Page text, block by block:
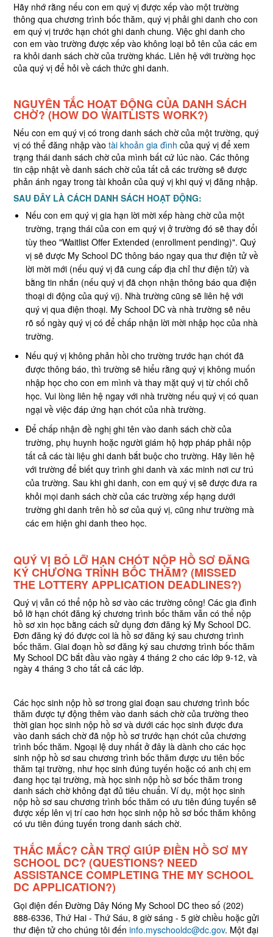
Hãy nhớ rằng nếu con em quý vị được xếp vào một trường
thông qua chương trình bốc thăm, quý vị phải ghi danh cho con
em quý vị trước hạn chót ghi danh chung. Việc ghi danh cho
con em vào trường được xếp vào không loại bỏ tên của các em
ra khỏi danh sách chờ của trường khác. Liên hệ với trường học
của quý vị để hỏi về cách thức ghi danh.
NGUYÊN TẮC HOẠT ĐỘNG CỦA DANH SÁCH
CHỜ? (HOW DO WAITLISTS WORK?)
Nếu con em quý vị có trong danh sách chờ của một trường, quý
vị có thể đăng nhập vào tài khoản gia đình của quý vị để xem
trạng thái danh sách chờ của mình bất cứ lúc nào. Các thông
tin cập nhật về danh sách chờ của tất cả các trường sẽ được
phản ánh ngay trong tài khoản của quý vị khi quý vị đăng nhập.
SAU ĐÂY LÀ CÁCH DANH SÁCH HOẠT ĐỘNG:
Nếu con em quý vị gia hạn lời mời xếp hàng chờ của một
trường, trạng thái của con em quý vị ở trường đó sẽ thay đổi
tùy theo "Waitlist Offer Extended (enrollment pending)". Quý
vị sẽ được My School DC thông báo ngay qua thư điện tử về
lời mời mới (nếu quý vị đã cung cấp địa chỉ thư điện tử) và
bằng tin nhắn (nếu quý vị đã chọn nhận thông báo qua điện
thoại di động của quý vị). Nhà trường cũng sẽ liên hệ với
quý vị qua điện thoại. My School DC và nhà trường sẽ nêu
rõ số ngày quý vị có để chấp nhận lời mời nhập học của nhà
trường.
Nếu quý vị không phản hồi cho trường trước hạn chót đã
được thông báo, thì trường sẽ hiểu rằng quý vị không muốn
nhập học cho con em mình và thay mặt quý vị từ chối chỗ
học. Vui lòng liên hệ ngay với nhà trường nếu quý vị có quan
ngại về việc đáp ứng hạn chót của nhà trường.
Để chấp nhận đề nghị ghi tên vào danh sách chờ của
trường, phụ huynh hoặc người giám hộ hợp pháp phải nộp
tất cả các tài liệu ghi danh bắt buộc cho trường. Hãy liên hệ
với trường để biết quy trình ghi danh và xác minh nơi cư trú
của trường. Sau khi ghi danh, con em quý vị sẽ được đưa ra
khỏi mọi danh sách chờ của các trường xếp hạng dưới
trường ghi danh trên hồ sơ của quý vị, cũng như trường mà
các em hiện ghi danh theo học.
QUÝ VỊ BỎ LỠ HẠN CHÓT NỘP HỒ SƠ ĐĂNG
KÝ CHƯƠNG TRÌNH BỐC THĂM? (MISSED
THE LOTTERY APPLICATION DEADLINES?)
Quý vị vẫn có thể nộp hồ sơ vào các trường công! Các gia đình
bỏ lỡ hạn chót đăng ký chương trình bốc thăm vẫn có thể nộp
hồ sơ xin học bằng cách sử dụng đơn đăng ký My School DC.
Đơn đăng ký đó được coi là hồ sơ đăng ký sau chương trình
bốc thăm. Giai đoạn hồ sơ đăng ký sau chương trình bốc thăm
My School DC bắt đầu vào ngày 4 tháng 2 cho các lớp 9-12, và
ngày 4 tháng 3 cho tất cả các lớp.
Các học sinh nộp hồ sơ trong giai đoạn sau chương trình bốc
thăm được tự động thêm vào danh sách chờ của trường theo
thời gian học sinh nộp hồ sơ và dưới các học sinh được đưa
vào danh sách chờ đã nộp hồ sơ trước hạn chót của chương
trình bốc thăm. Ngoại lệ duy nhất ở đây là dành cho các học
sinh nộp hồ sơ sau chương trình bốc thăm được ưu tiên bốc
thăm tại trường, như học sinh đúng tuyến hoặc có anh chị em
đang học tại trường, mà học sinh nộp hồ sơ bốc thăm trong
danh sách chờ không đạt đủ tiêu chuẩn. Ví dụ, một học sinh
nộp hồ sơ sau chương trình bốc thăm có ưu tiên đúng tuyến sẽ
được xếp lên vị trí cao hơn học sinh nộp hồ sơ bốc thăm không
có ưu tiên đúng tuyến trong danh sách chờ.
THẮC MẮC? CẦN TRỢ GIÚP ĐIỀN HỒ SƠ MY
SCHOOL DC? (QUESTIONS? NEED
ASSISTANCE COMPLETING THE MY SCHOOL
DC APPLICATION?)
Gọi điện đến Đường Dây Nóng My School DC theo số (202)
888-6336, Thứ Hai - Thứ Sáu, 8 giờ sáng - 5 giờ chiều hoặc gửi
thư điện tử cho chúng tôi đến info.myschooldc@dc.gov. Một đại